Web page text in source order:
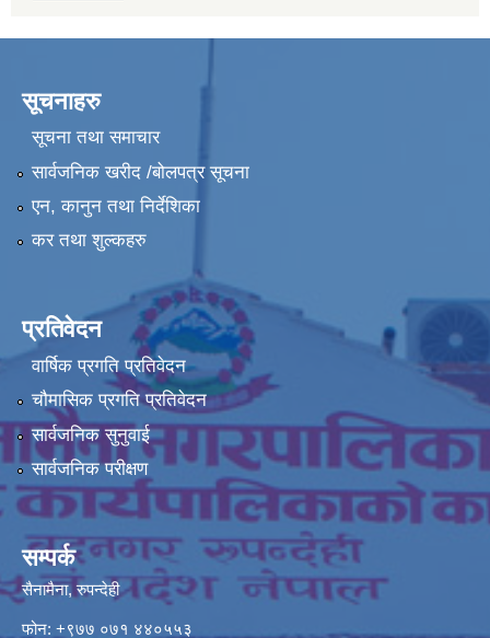
सूचनाहरु
सूचना तथा समाचार
सार्वजनिक खरीद /बोलपत्र सूचना
एन, कानुन तथा निर्देशिका
कर तथा शुल्कहरु
प्रतिवेदन
वार्षिक प्रगति प्रतिवेदन
चौमासिक प्रगति प्रतिवेदन
सार्वजनिक सुनुवाई
सार्वजनिक परीक्षण
सम्पर्क
सैनामैना, रुपन्देही
फोन: +९७७ ०७१ ४४०५५३